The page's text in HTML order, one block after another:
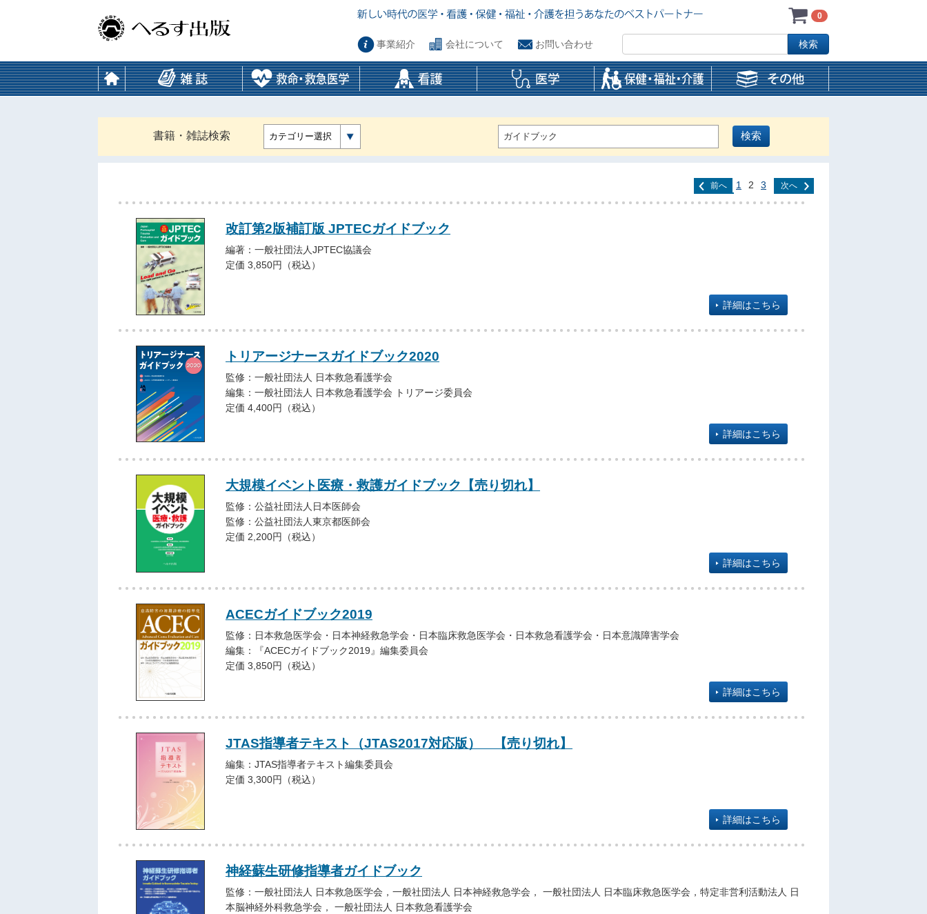
0
事業紹介 会社について お問い合わせ
書籍・雑誌検索 カテゴリー選択
前へ 1 2 3 次へ
改訂第2版補訂版 JPTECガイドブック
編著：一般社団法人JPTEC協議会
定価 3,850円（税込）
詳細はこちら
トリアージナースガイドブック2020
監修：一般社団法人 日本救急看護学会
編集：一般社団法人 日本救急看護学会 トリアージ委員会
定価 4,400円（税込）
詳細はこちら
大規模イベント医療・救護ガイドブック【売り切れ】
監修：公益社団法人日本医師会
監修：公益社団法人東京都医師会
定価 2,200円（税込）
詳細はこちら
ACECガイドブック2019
監修：日本救急医学会・日本神経救急学会・日本臨床救急医学会・日本救急看護学会・日本意識障害学会
編集：『ACECガイドブック2019』編集委員会
定価 3,850円（税込）
詳細はこちら
JTAS指導者テキスト（JTAS2017対応版） 【売り切れ】
編集：JTAS指導者テキスト編集委員会
定価 3,300円（税込）
詳細はこちら
神経蘇生研修指導者ガイドブック
監修：一般社団法人 日本救急医学会，一般社団法人 日本神経救急学会， 一般社団法人 日本臨床救急医学会，特定非営利活動法人 日
本脳神経外科救急学会， 一般社団法人 日本救急看護学会